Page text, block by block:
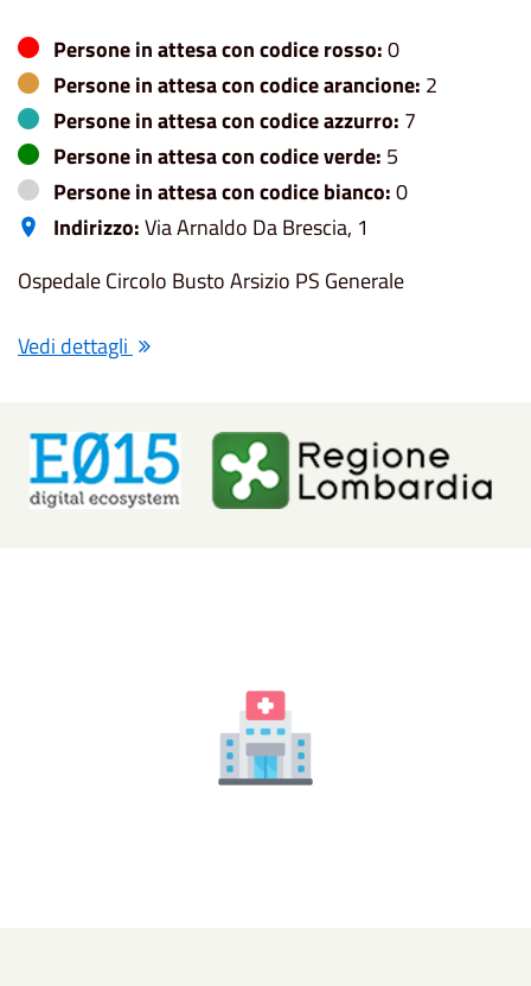
Persone in attesa con codice rosso:0
Persone in attesa con codice arancione: 2
Persone in attesa con codice azzurro: 7
Persone in attesa con codice verde: 5
Persone in attesa con codice bianco:0
Indirizzo:Via Arnaldo Da Brescia, 1
Ospedale Circolo Busto Arsizio PS Generale
Vedi dettagli